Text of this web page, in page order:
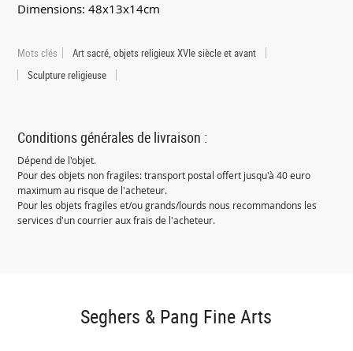
Dimensions: 48x13x14cm
Mots clés
Art sacré, objets religieux XVIe siècle et avant
Sculpture religieuse
Conditions générales de livraison :
Dépend de l'objet.
Pour des objets non fragiles: transport postal offert jusqu'à 40 euro
maximum au risque de l'acheteur.
Pour les objets fragiles et/ou grands/lourds nous recommandons les
services d'un courrier aux frais de l'acheteur.
Seghers & Pang Fine Arts